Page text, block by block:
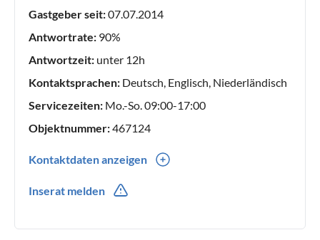
Gastgeber seit:07.07.2014
Antwortrate: 90%
Antwortzeit: unter 12h
Kontaktsprachen: Deutsch, Englisch, Niederländisch
Servicezeiten: Mo.-So. 09:00-17:00
Objektnummer:467124
Kontaktdaten anzeigen
Inserat melden